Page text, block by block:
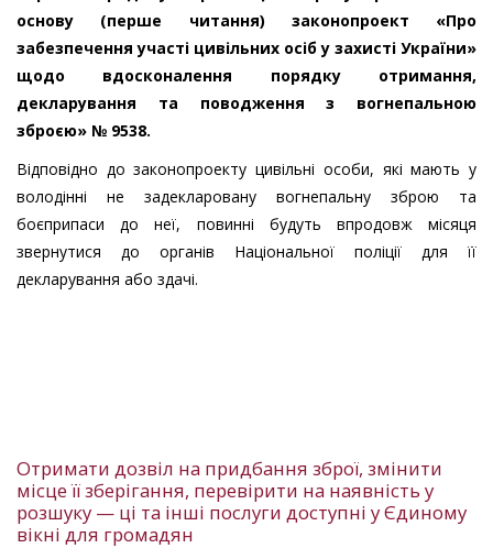
основу (перше читання) законопроект «Про
забезпечення участі цивільних осіб у захисті України»
щодо вдосконалення порядку отримання,
декларування та поводження з вогнепальною
зброєю» № 9538.
Відповідно до законопроекту цивільні особи, які мають у
володінні не задекларовану вогнепальну зброю та
боєприпаси до неї, повинні будуть впродовж місяця
звернутися до органів Національної поліції для її
декларування або здачі.
Отримати дозвіл на придбання зброї, змінити
місце її зберігання, перевірити на наявність у
розшуку — ці та інші послуги доступні у Єдиному
вікні для громадян